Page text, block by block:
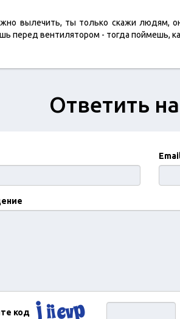
вылечить, ты только скажи людям,
перед вентилятором - тогда поймешь,
Ответить
код